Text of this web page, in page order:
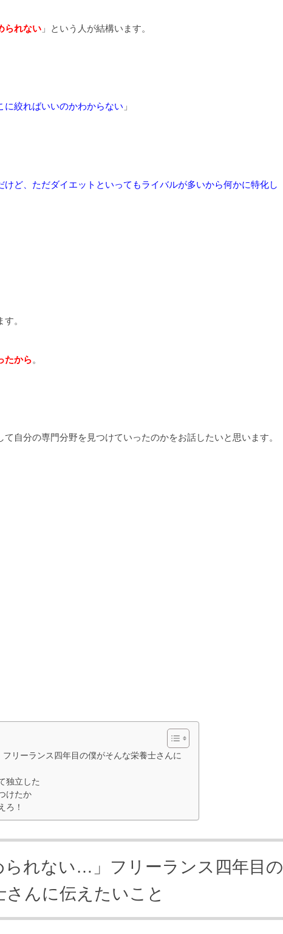
られない 」という人が結構います。
に絞ればいいのかわからない 」
ど、ただダイエットといってもライバルが多いから何かに特化し
。
たから。
自分の専門分野を見つけていったのかをお話したいと思います。
リーランス四年目の僕がそんな栄養士さんに
独立した
けたか
ろ！
られない…」フリーランス四年目の
んに伝えたいこと